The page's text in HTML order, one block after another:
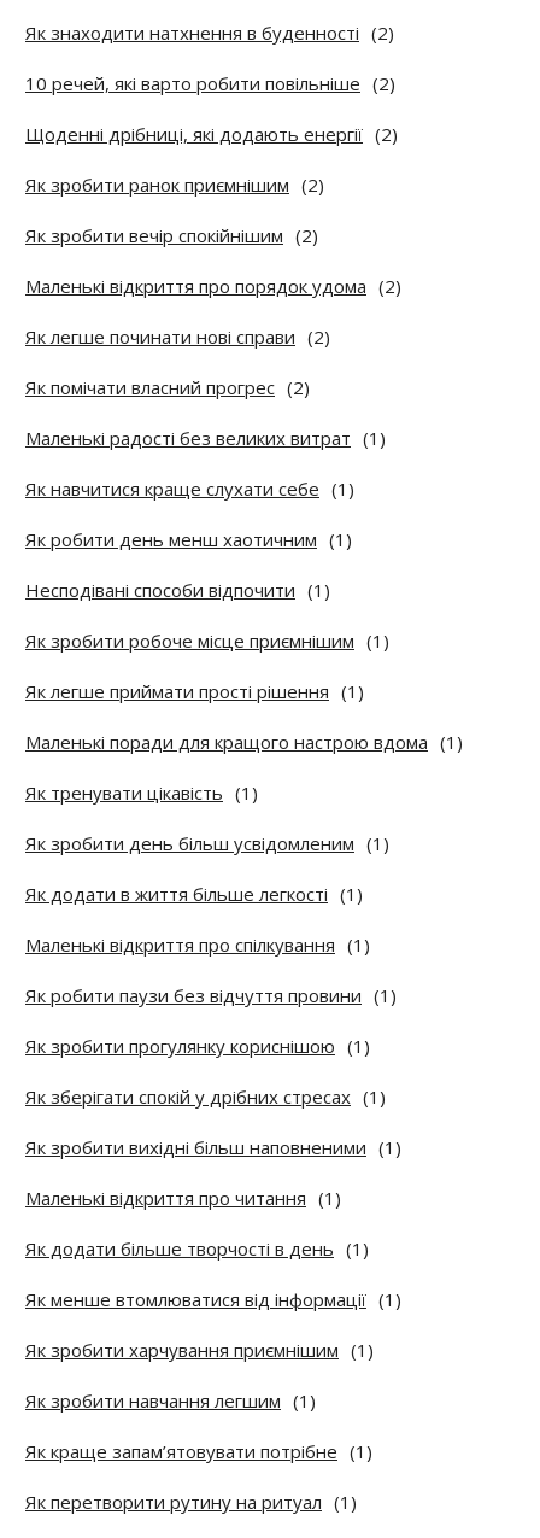
Як знаходити натхнення в буденності (2)
10 речей, які варто робити повільніше (2)
Щоденні дрібниці, які додають енергії (2)
Як зробити ранок приємнішим (2)
Як зробити вечір спокійнішим (2)
Маленькі відкриття про порядок удома (2)
Як легше починати нові справи (2)
Як помічати власний прогрес (2)
Маленькі радості без великих витрат (1)
Як навчитися краще слухати себе (1)
Як робити день менш хаотичним (1)
Несподівані способи відпочити (1)
Як зробити робоче місце приємнішим (1)
Як легше приймати прості рішення (1)
Маленькі поради для кращого настрою вдома (1)
Як тренувати цікавість (1)
Як зробити день більш усвідомленим (1)
Як додати в життя більше легкості (1)
Маленькі відкриття про спілкування (1)
Як робити паузи без відчуття провини (1)
Як зробити прогулянку кориснішою (1)
Як зберігати спокій у дрібних стресах (1)
Як зробити вихідні більш наповненими (1)
Маленькі відкриття про читання (1)
Як додати більше творчості в день (1)
Як менше втомлюватися від інформації (1)
Як зробити харчування приємнішим (1)
Як зробити навчання легшим (1)
Як краще запам’ятовувати потрібне (1)
Як перетворити рутину на ритуал (1)